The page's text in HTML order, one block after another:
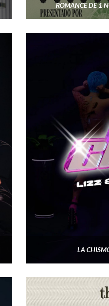
ROMANCE DE 1
LA